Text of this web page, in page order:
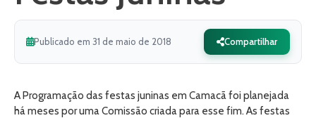
Publicado em 31 de maio de 2018 Compartilhar
A Programação das festas juninas em Camacã foi planejada
há meses por uma Comissão criada para esse fim. As festas